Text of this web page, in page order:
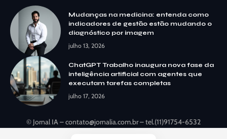
Mudanças na medicina: entenda como
indicadores de gestão estão mudando o
diagnóstico por imagem
julho 13, 2026
ChatGPT Trabalho inaugura nova fase da
inteligência artificial com agentes que
executam tarefas completas
julho 17, 2026
© Jornal IA –contato@jornalia.com.br– tel.(11)91754-6532